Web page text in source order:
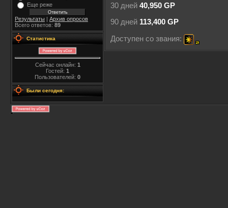
Еще реже
Результаты | Архив опросов
Всего ответов: 89
Статистика
Сейчас онлайн: 1
Гостей: 1
Пользователей: 0
Были сегодня:
30 дней 40,950 GP
90 дней 113,400 GP
Доступен со звания: